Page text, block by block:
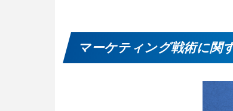
マーケティング戦術に関